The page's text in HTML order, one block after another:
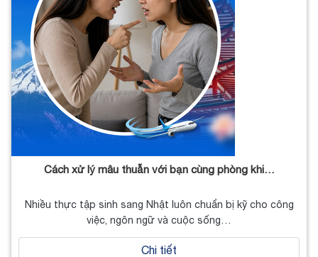
Cách xử lý mâu thuẫn với bạn cùng phòng khi…
Nhiều thực tập sinh sang Nhật luôn chuẩn bị kỹ cho công
việc, ngôn ngữ và cuộc sống…
Chi tiết